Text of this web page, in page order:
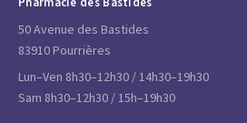
50 Avenue des Bastides
83910 Pourrières
Lun–Ven 8h30–12h30 / 14h30–19h30
Sam 8h30–12h30 / 15h–19h30